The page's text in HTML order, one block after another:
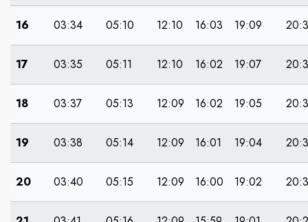
16 03:34 05:10 12:10 16:03 19:09
17 03:35 05:11 12:10 16:02 19:07
18 03:37 05:13 12:09 16:02 19:05
19 03:38 05:14 12:09 16:01 19:04
20 03:40 05:15 12:09 16:00 19:02